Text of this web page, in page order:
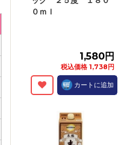
０ｍｌ
1,580円
税込価格 1,738円
カートに追加